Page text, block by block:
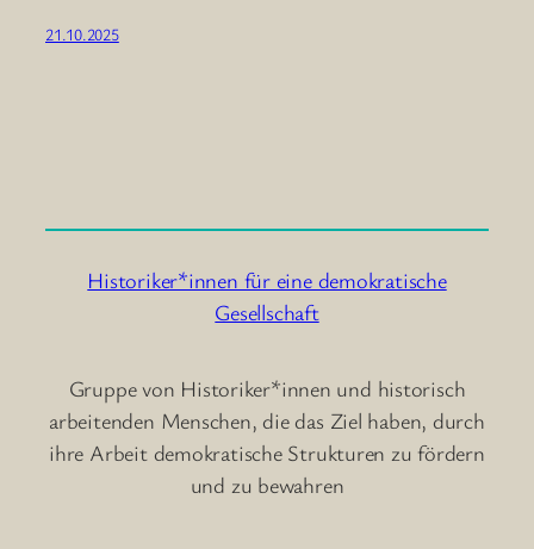
21.10.2025
Historiker*innen für eine demokratische
Gesellschaft
Gruppe von Historiker*innen und historisch
arbeitenden Menschen, die das Ziel haben, durch
ihre Arbeit demokratische Strukturen zu fördern
und zu bewahren